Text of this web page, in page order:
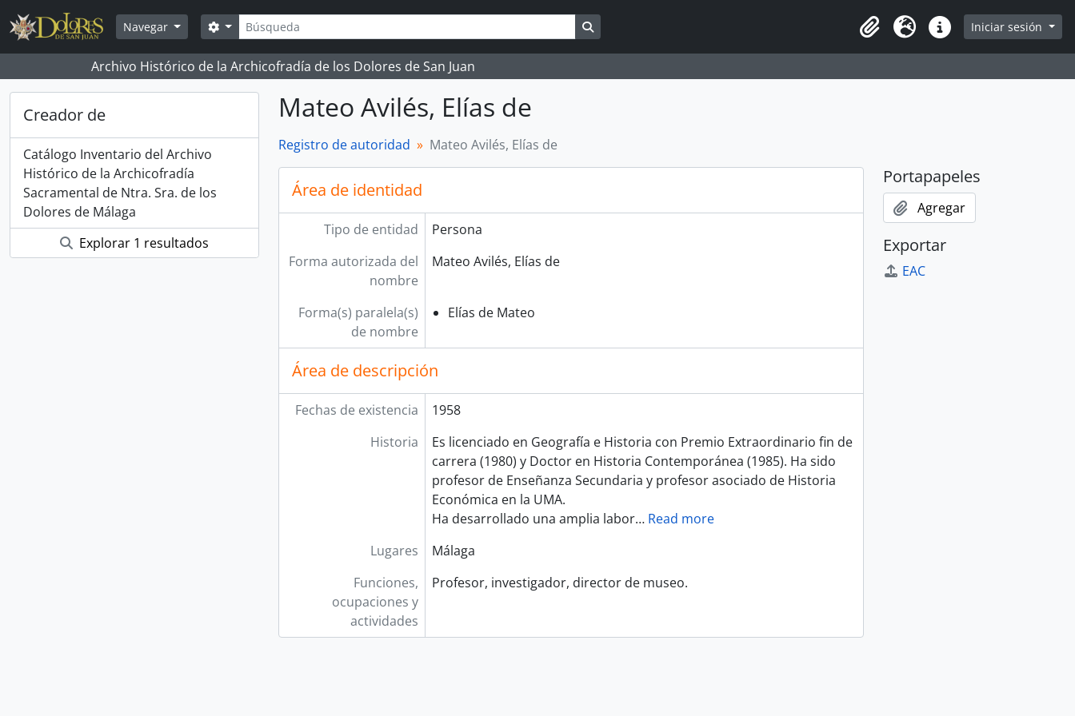
Skip to main content
Navegar
Búsqueda
Search options Search in browse page
Portapapeles
Idioma Enlaces rápidos
Iniciar sesión
Archivo Histórico de la Archicofradía de los Dolores de San Juan
Creador de
Catálogo Inventario del Archivo
Histórico de la Archicofradía
Sacramental de Ntra. Sra. de los
Dolores de Málaga
Explorar 1 resultados
Mateo Avilés, Elías de
Registro de autoridad Mateo Avilés, Elías de
Área de identidad
Tipo de entidad
Persona
Forma autorizada del
nombre
Mateo Avilés, Elías de
Forma(s) paralela(s)
de nombre
Elías de Mateo
Área de descripción
Fechas de existencia
1958
Historia
Es licenciado en Geografía e Historia con Premio Extraordinario fin de
carrera (1980) y Doctor en Historia Contemporánea (1985). Ha sido
profesor de Enseñanza Secundaria y profesor asociado de Historia
Económica en la UMA.
Ha desarrollado una amplia labor… Read more
Lugares
Málaga
Funciones,
ocupaciones y
actividades
Profesor, investigador, director de museo.
Portapapeles
Agregar
Exportar
EAC